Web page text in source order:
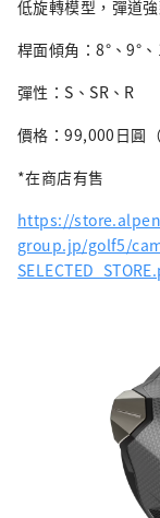
低旋轉模型，彈道
桿面傾角：8°、9°
彈性：S、SR、R
價格：99,000日圓（
*在商店有售
https://
group.jp/golf5/